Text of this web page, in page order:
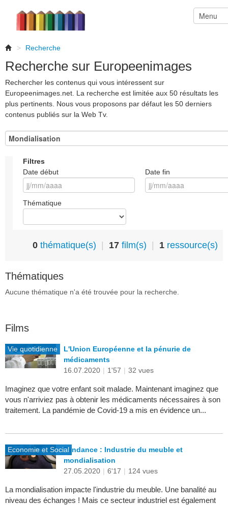
> Recherche
Recherche sur Europeenimages
Rechercher les contenus qui vous intéressent sur
Europeenimages.net. La recherche est limitée aux 50 résultats les
plus pertinents. Nous vous proposons par défaut les 50 derniers
contenus publiés sur la Web Tv.
Filtres
Date début
Date fin
Thématique
0 thématique(s) 17 film(s) 1 ressource(s)
Thématiques
Aucune thématique n'a été trouvée pour la recherche.
Films
Vie quotidienne
L'Union Européenne et la pénurie de
médicaments
16.07.2020 | 1'57 | 32 vues
Imaginez que votre enfant soit malade. Maintenant imaginez que
vous n'arriviez pas à obtenir les médicaments nécessaires à son
traitement. La pandémie de Covid-19 a mis en évidence un...
Economie et SocialTendance : Industrie du meuble et
mondialisation
27.05.2020 | 6'17 | 124 vues
La mondialisation impacte l'industrie du meuble. Une banalité au
niveau des échanges ! Mais ce secteur industriel est également